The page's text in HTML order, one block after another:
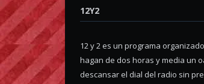
12Y2
12 y 2 es un programa
hagan de dos horas y media un
descansar el dial del radio sin